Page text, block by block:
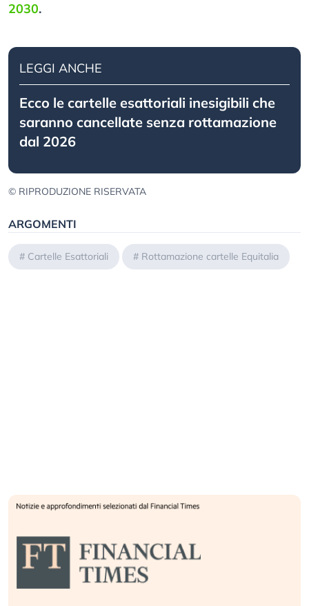
2030.
LEGGI ANCHE
Ecco le cartelle esattoriali inesigibili che
saranno cancellate senza rottamazione
dal 2026
© RIPRODUZIONE RISERVATA
ARGOMENTI
# Cartelle Esattoriali # Rottamazione cartelle Equitalia